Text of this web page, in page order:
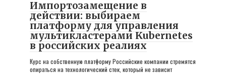
Импортозамещение в
действии: выбираем
платформу для управления
мультикластерами Kubernetes
в российских реалиях
Курс на собственную платформу Российские компании стремятся
опираться на технологический стек, который не зависит